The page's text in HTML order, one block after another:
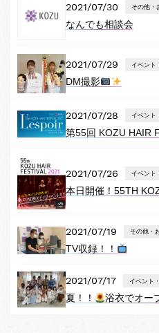
2021/07/30 その他・
なんでも相談会
2021/07/29 イベント
DM撮影
2021/07/28 イベント
第55回 KOZU HAIR
2021/07/26 イベント
本日開催！55TH
2021/07/19 その他・
TV収録！！
2021/07/17 イベント
夏！！ 浴衣でオー